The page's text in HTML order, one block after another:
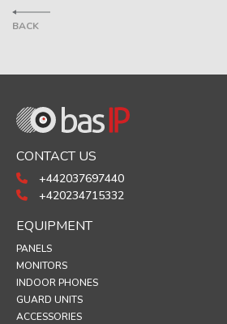
BACK
CONTACT US
+442037697440
+420234715332
EQUIPMENT
PANELS
MONITORS
INDOOR PHONES
GUARD UNITS
ACCESSORIES